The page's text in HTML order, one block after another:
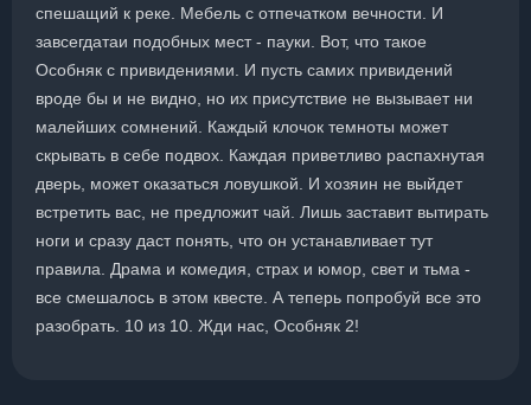
спешащий к реке. Мебель с отпечатком вечности. И
завсегдатаи подобных мест - пауки. Вот, что такое
Особняк с привидениями. И пусть самих привидений
вроде бы и не видно, но их присутствие не вызывает ни
малейших сомнений. Каждый клочок темноты может
скрывать в себе подвох. Каждая приветливо распахнутая
дверь, может оказаться ловушкой. И хозяин не выйдет
встретить вас, не предложит чай. Лишь заставит вытирать
ноги и сразу даст понять, что он устанавливает тут
правила. Драма и комедия, страх и юмор, свет и тьма -
все смешалось в этом квесте. А теперь попробуй все это
разобрать. 10 из 10. Жди нас, Особняк 2!